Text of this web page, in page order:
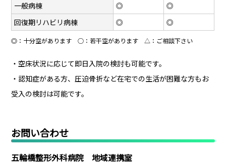
一般病棟
◎
◎
回復期リハビリ病棟
◎ ◎
◎：十分空があります ○：若干空があります △：ご相談下さい
・空床状況に応じて即日入院の検討も可能です。
・認知症がある方、圧迫骨折など在宅での生活が困難な方もお
受入の検討は可能です。
お問い合わせ
五輪橋整形外科病院 地域連携室